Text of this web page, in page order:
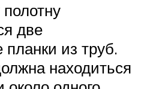
две
из труб.
находиться